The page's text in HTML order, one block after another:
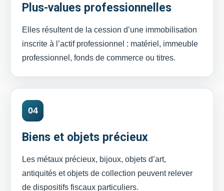
Plus-values professionnelles
Elles résultent de la cession d’une immobilisation
inscrite à l’actif professionnel : matériel, immeuble
professionnel, fonds de commerce ou titres.
04
Biens et objets précieux
Les métaux précieux, bijoux, objets d’art,
antiquités et objets de collection peuvent relever
de dispositifs fiscaux particuliers.